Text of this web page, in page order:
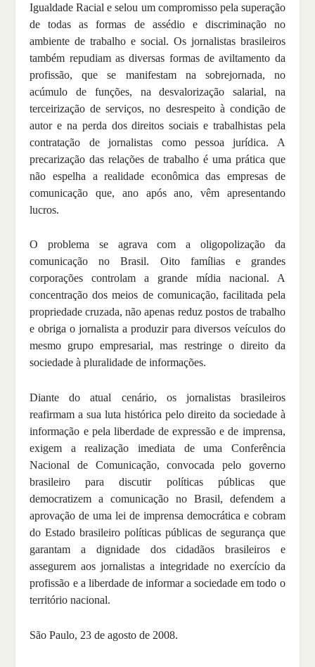
Igualdade Racial e selou um compromisso pela superação
de todas as formas de assédio e discriminação no
ambiente de trabalho e social. Os jornalistas brasileiros
também repudiam as diversas formas de aviltamento da
profissão, que se manifestam na sobrejornada, no
acúmulo de funções, na desvalorização salarial, na
terceirização de serviços, no desrespeito à condição de
autor e na perda dos direitos sociais e trabalhistas pela
contratação de jornalistas como pessoa jurídica. A
precarização das relações de trabalho é uma prática que
não espelha a realidade econômica das empresas de
comunicação que, ano após ano, vêm apresentando
lucros.
O problema se agrava com a oligopolização da
comunicação no Brasil. Oito famílias e grandes
corporações controlam a grande mídia nacional. A
concentração dos meios de comunicação, facilitada pela
propriedade cruzada, não apenas reduz postos de trabalho
e obriga o jornalista a produzir para diversos veículos do
mesmo grupo empresarial, mas restringe o direito da
sociedade à pluralidade de informações.
Diante do atual cenário, os jornalistas brasileiros
reafirmam a sua luta histórica pelo direito da sociedade à
informação e pela liberdade de expressão e de imprensa,
exigem a realização imediata de uma Conferência
Nacional de Comunicação, convocada pelo governo
brasileiro para discutir políticas públicas que
democratizem a comunicação no Brasil, defendem a
aprovação de uma lei de imprensa democrática e cobram
do Estado brasileiro políticas públicas de segurança que
garantam a dignidade dos cidadãos brasileiros e
assegurem aos jornalistas a integridade no exercício da
profissão e a liberdade de informar a sociedade em todo o
território nacional.
São Paulo, 23 de agosto de 2008.